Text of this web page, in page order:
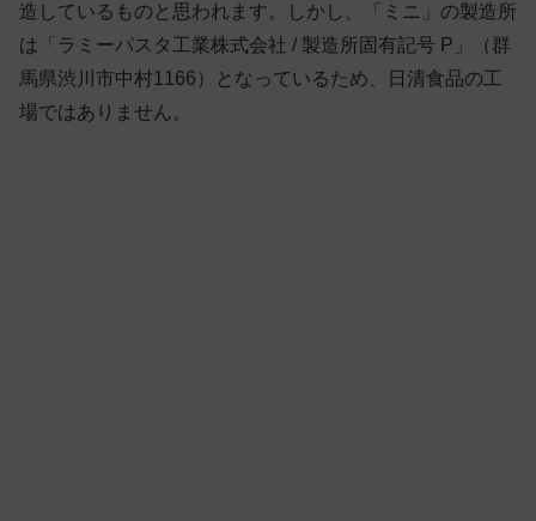
造しているものと思われます。しかし、「ミニ」の製造所
は「ラミーパスタ工業株式会社 / 製造所固有記号 P」（群
馬県渋川市中村1166）となっているため、日清食品の工
場ではありません。